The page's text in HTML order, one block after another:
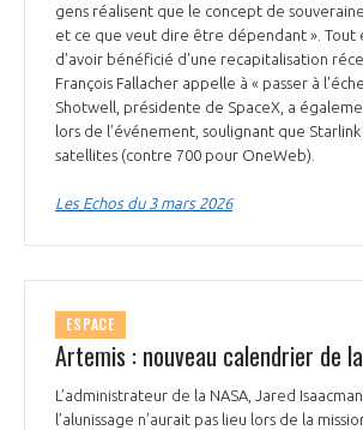
gens réalisent que le concept de
et ce que veut dire être dépendant ». Tout
d'avoir bénéficié d'une recapitalisation
François Fallacher appelle à « passer à
Shotwell, présidente de SpaceX, a
lors de l’événement, soulignant que
satellites (contre 700 pour OneWeb).
Les Echos du 3 mars 2026
ESPACE
Artemis : nouveau calendrier de
L’administrateur de la NASA, Jared
l’alunissage n’aurait pas lieu lors de la